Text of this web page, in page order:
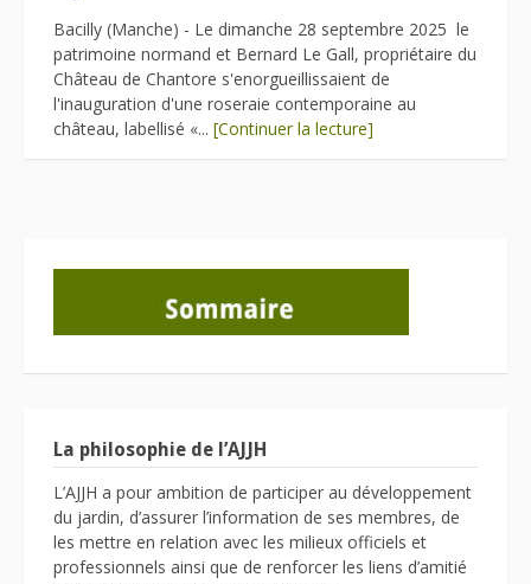
Bacilly (Manche) - Le dimanche 28 septembre 2025 le
patrimoine normand et Bernard Le Gall, propriétaire du
Château de Chantore s'enorgueillissaient de
l'inauguration d'une roseraie contemporaine au
château, labellisé «... [Continuer la lecture]
La philosophie de l’AJJH
L’AJJH a pour ambition de participer au développement
du jardin, d’assurer l’information de ses membres, de
les mettre en relation avec les milieux officiels et
professionnels ainsi que de renforcer les liens d’amitié